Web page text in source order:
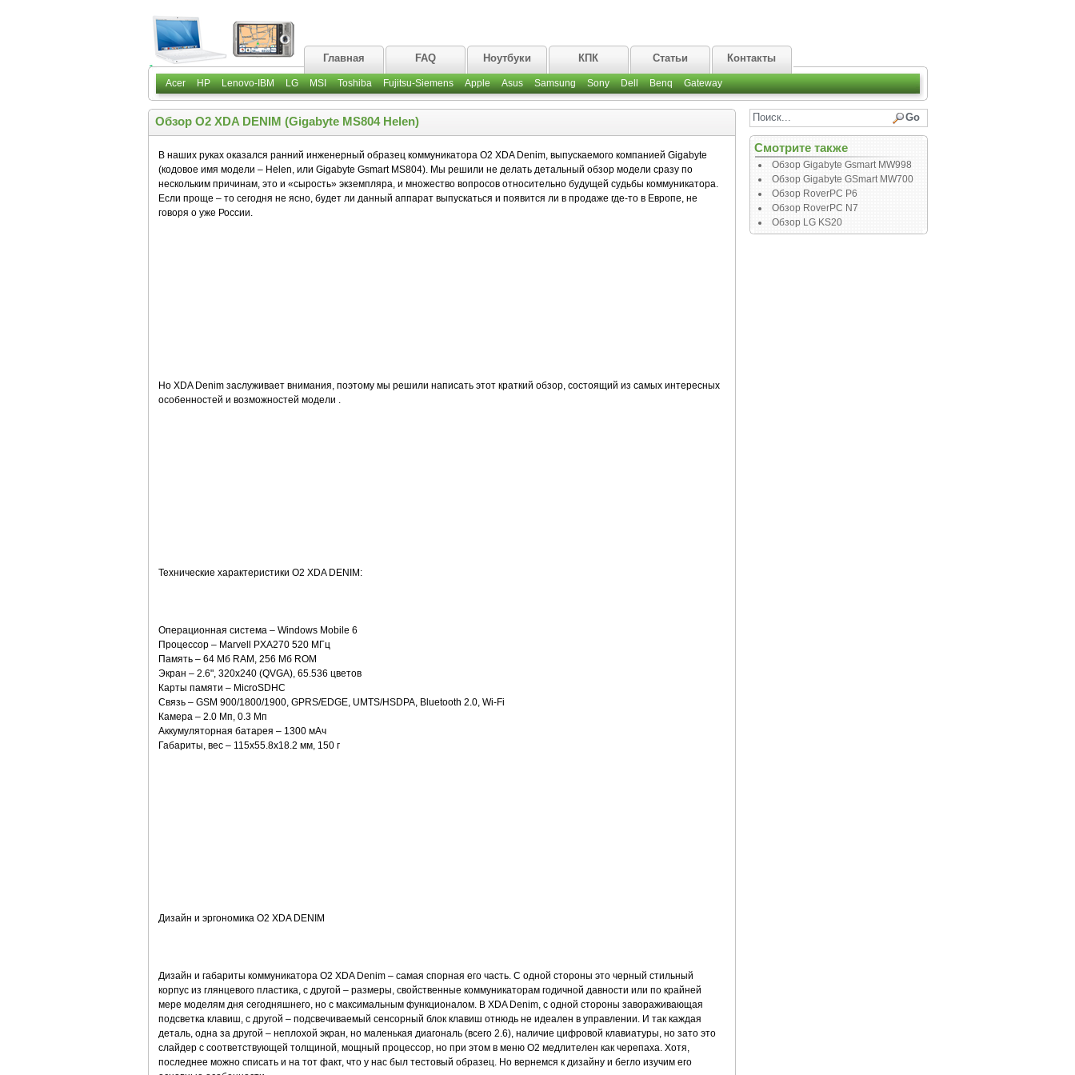
Главная FAQ Ноутбуки КПК Статьи Контакты
Acer HP Lenovo-IBM LG MSI Toshiba Fujitsu-Siemens Apple Asus Samsung Sony Dell Benq Gateway
Обзор O2 XDA DENIM (Gigabyte MS804 Helen)
В наших руках оказался ранний инженерный образец коммуникатора O2 XDA Denim, выпускаемого компанией Gigabyte
(кодовое имя модели – Helen, или Gigabyte Gsmart MS804). Мы решили не делать детальный обзор модели сразу по
нескольким причинам, это и «сырость» экземпляра, и множество вопросов относительно будущей судьбы коммуникатора.
Если проще – то сегодня не ясно, будет ли данный аппарат выпускаться и появится ли в продаже где-то в Европе, не
говоря о уже России.
Но XDA Denim заслуживает внимания, поэтому мы решили написать этот краткий обзор, состоящий из самых интересных
особенностей и возможностей модели .
Технические характеристики O2 XDA DENIM:
Операционная система – Windows Mobile 6
Процессор – Marvell PXA270 520 МГц
Память – 64 Мб RAM, 256 Мб ROM
Экран – 2.6", 320x240 (QVGA), 65.536 цветов
Карты памяти – MicroSDHC
Связь – GSM 900/1800/1900, GPRS/EDGE, UMTS/HSDPA, Bluetooth 2.0, Wi-Fi
Камера – 2.0 Мп, 0.3 Мп
Аккумуляторная батарея – 1300 мАч
Габариты, вес – 115x55.8x18.2 мм, 150 г
Дизайн и эргономика O2 XDA DENIM
Дизайн и габариты коммуникатора O2 XDA Denim – самая спорная его часть. С одной стороны это черный стильный
корпус из глянцевого пластика, с другой – размеры, свойственные коммуникаторам годичной давности или по крайней
мере моделям дня сегодняшнего, но с максимальным функционалом. В XDA Denim, с одной стороны завораживающая
подсветка клавиш, с другой – подсвечиваемый сенсорный блок клавиш отнюдь не идеален в управлении. И так каждая
деталь, одна за другой – неплохой экран, но маленькая диагональ (всего 2.6), наличие цифровой клавиатуры, но зато это
слайдер с соответствующей толщиной, мощный процессор, но при этом в меню O2 медлителен как черепаха. Хотя,
последнее можно списать и на тот факт, что у нас был тестовый образец. Но вернемся к дизайну и бегло изучим его
Смотрите также
Обзор Gigabyte Gsmart MW998
Обзор Gigabyte GSmart MW700
Обзор RoverPC P6
Обзор RoverPC N7
Обзор LG KS20